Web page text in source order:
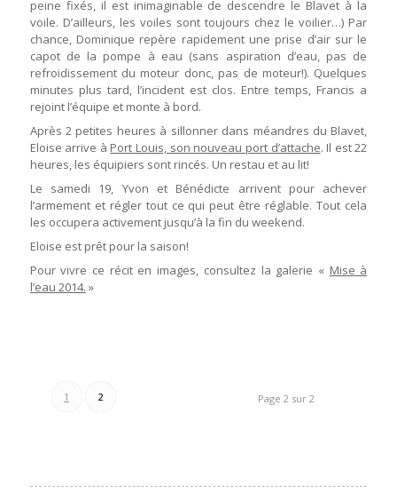
peine fixés, il est inimaginable de descendre le Blavet à la
voile. D’ailleurs, les voiles sont toujours chez le voilier…) Par
chance, Dominique repère rapidement une prise d’air sur le
capot de la pompe à eau (sans aspiration d’eau, pas de
refroidissement du moteur donc, pas de moteur!). Quelques
minutes plus tard, l’incident est clos. Entre temps, Francis a
rejoint l’équipe et monte à bord.
Après 2 petites heures à sillonner dans méandres du Blavet,
Eloise arrive à Port Louis, son nouveau port d’attache. Il est 22
heures, les équipiers sont rincés. Un restau et au lit!
Le samedi 19, Yvon et Bénédicte arrivent pour achever
l’armement et régler tout ce qui peut être réglable. Tout cela
les occupera activement jusqu’à la fin du weekend.
Eloise est prêt pour la saison!
Pour vivre ce récit en images, consultez la galerie « Mise à
l’eau 2014. »
Page 2 sur 2
1 2